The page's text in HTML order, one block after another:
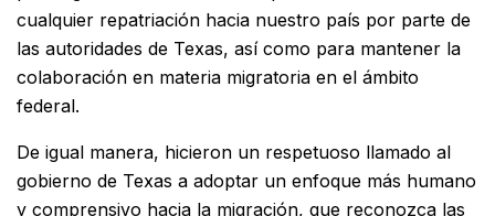
cualquier repatriación hacia nuestro país por parte de
las autoridades de Texas, así como para mantener la
colaboración en materia migratoria en el ámbito
federal.
De igual manera, hicieron un respetuoso llamado al
gobierno de Texas a adoptar un enfoque más humano
y comprensivo hacia la migración, que reconozca las